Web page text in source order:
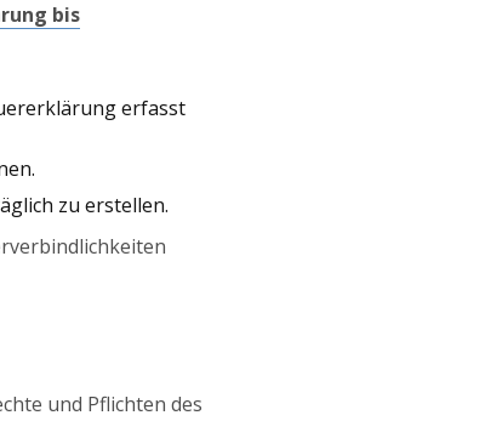
bis
erfasst
zu erstellen.
und Pflichten des